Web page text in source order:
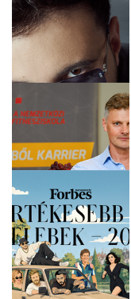
Forbes-sztori
Content Lab HUB